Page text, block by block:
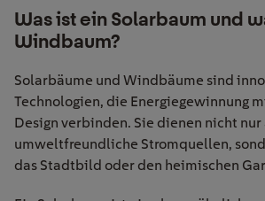
Was ist ein Solarbaum und
Windbaum?
Solarbäume und Windbäume sind
Technologien, die Energiegewinnung
Design verbinden. Sie dienen nicht nur
umweltfreundliche Stromquellen,
das Stadtbild oder den heimischen